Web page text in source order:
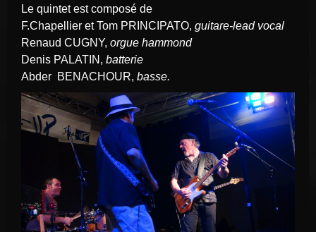
Le quintet est composé de
F.Chapellier et Tom PRINCIPATO, guitare-lead vocal
Renaud CUGNY, orgue hammond
Denis PALATIN, batterie
Abder BENACHOUR, basse.